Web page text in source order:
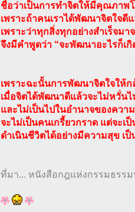
ชื่อว่าเป็นการทำจิตให้มีคุณภาพ
เพราะถ้าคนเราได้พัฒนาจิตใจดี
เพราะว่าทุกสิ่งทุกอย่างสำเร็จมา
จึงมีคำพูดว่า “จะพัฒนาอะไรก็เ
เพราะฉะนั้นการพัฒนาจิตใจให้ก
เมื่อจิตได้พัฒนาดีแล้วจะไม่หวั่น
และไม่เป็นไปในอำนาจของควา
จะไม่เป็นคนเกรี้ยวกราด แต่จะเ
ดำเนินชีวิตได้อย่างมีความสุข
ที่มา... หนังสือกฎแห่งกรรมธรร